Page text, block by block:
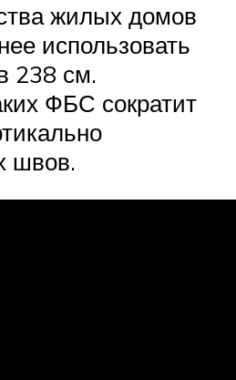
жилых домов
использовать
238 см.
ФБС сократит
швов.